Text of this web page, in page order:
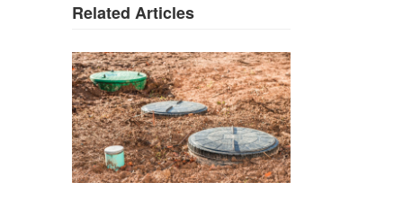
Related Articles